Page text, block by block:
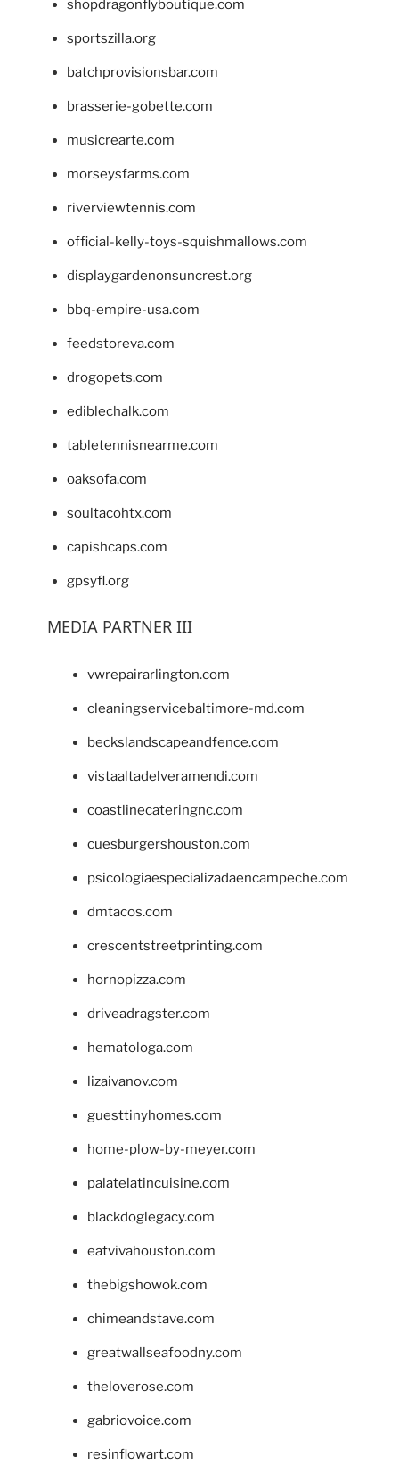
shopdragonflyboutique.com
sportszilla.org
batchprovisionsbar.com
brasserie-gobette.com
musicrearte.com
morseysfarms.com
riverviewtennis.com
official-kelly-toys-squishmallows.com
displaygardenonsuncrest.org
bbq-empire-usa.com
feedstoreva.com
drogopets.com
ediblechalk.com
tabletennisnearme.com
oaksofa.com
soultacohtx.com
capishcaps.com
gpsyfl.org
MEDIA PARTNER III
vwrepairarlington.com
cleaningservicebaltimore-md.com
beckslandscapeandfence.com
vistaaltadelveramendi.com
coastlinecateringnc.com
cuesburgershouston.com
psicologiaespecializadaencampeche.com
dmtacos.com
crescentstreetprinting.com
hornopizza.com
driveadragster.com
hematologa.com
lizaivanov.com
guesttinyhomes.com
home-plow-by-meyer.com
palatelatincuisine.com
blackdoglegacy.com
eatvivahouston.com
thebigshowok.com
chimeandstave.com
greatwallseafoodny.com
theloverose.com
gabriovoice.com
resinflowart.com